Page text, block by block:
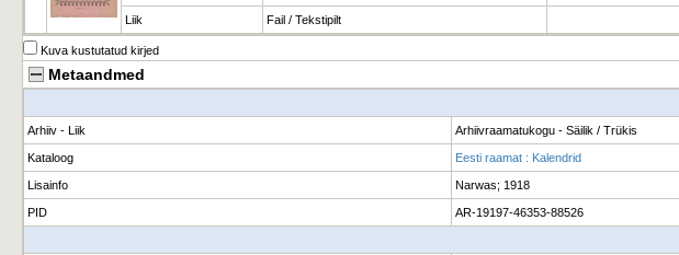
Liik Fail / Tekstipilt
Kuva kustutatud kirjed
Metaandmed
Arhiiv - Liik Arhiivraamatukogu - Säilik / Trükis
Kataloog Eesti raamat : Kalendrid
Lisainfo Narwas; 1918
PID AR-19197-46353-88526